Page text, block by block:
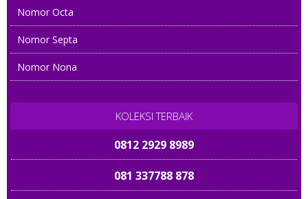
Nomor Octa
Nomor Septa
Nomor Nona
KOLEKSI TERBAIK
08567 20 6060
0858 7080 3888
081 33333 9098
0812 2929 8989
081 337788 878